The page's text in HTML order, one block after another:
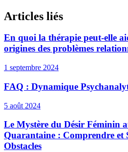
Articles liés
En quoi la thérapie peut-elle
origines des problèmes
1 septembre 2024
FAQ : Dynamique
5 août 2024
Le Mystère du Désir Féminin
Quarantaine : Comprendre et
Obstacles